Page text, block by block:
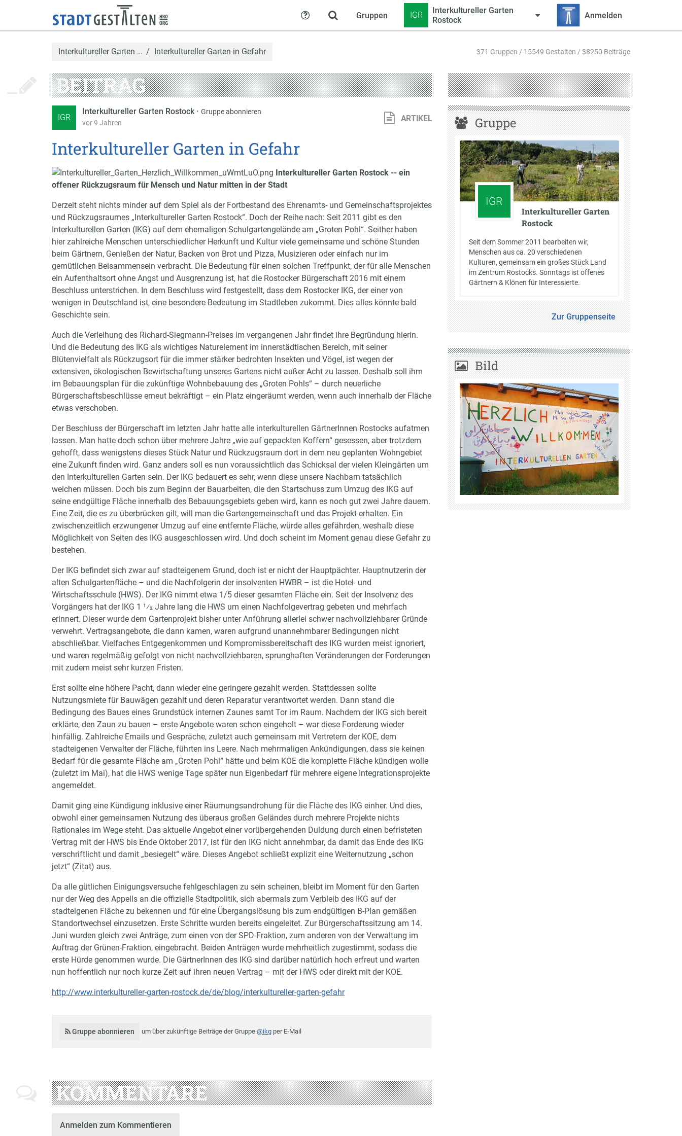
Gruppen IGR
Interkultureller Garten
Rostock
Anmelden
Hilfe
Interkultureller Garten … Interkultureller Garten in Gefahr 371 Gruppen / 15549 Gestalten / 38250 Beiträge
BEITRAG
IGR
Interkultureller Garten Rostock · Gruppe abonnieren
vor 9 Jahren
ARTIKEL
Interkultureller Garten in Gefahr
Interkultureller Garten Rostock -- ein
offener Rückzugsraum für Mensch und Natur mitten in der Stadt
Derzeit steht nichts minder auf dem Spiel als der Fortbestand des Ehrenamts- und Gemeinschaftsprojektes
und Rückzugsraumes „Interkultureller Garten Rostock“. Doch der Reihe nach: Seit 2011 gibt es den
Interkulturellen Garten (IKG) auf dem ehemaligen Schulgartengelände am „Groten Pohl“. Seither haben
hier zahlreiche Menschen unterschiedlicher Herkunft und Kultur viele gemeinsame und schöne Stunden
beim Gärtnern, Genießen der Natur, Backen von Brot und Pizza, Musizieren oder einfach nur im
gemütlichen Beisammensein verbracht. Die Bedeutung für einen solchen Treffpunkt, der für alle Menschen
ein Aufenthaltsort ohne Angst und Ausgrenzung ist, hat die Rostocker Bürgerschaft 2016 mit einem
Beschluss unterstrichen. In dem Beschluss wird festgestellt, dass dem Rostocker IKG, der einer von
wenigen in Deutschland ist, eine besondere Bedeutung im Stadtleben zukommt. Dies alles könnte bald
Geschichte sein.
Auch die Verleihung des Richard-Siegmann-Preises im vergangenen Jahr findet ihre Begründung hierin.
Und die Bedeutung des IKG als wichtiges Naturelement im innerstädtischen Bereich, mit seiner
Blütenvielfalt als Rückzugsort für die immer stärker bedrohten Insekten und Vögel, ist wegen der
extensiven, ökologischen Bewirtschaftung unseres Gartens nicht außer Acht zu lassen. Deshalb soll ihm
im Bebauungsplan für die zukünftige Wohnbebauung des „Groten Pohls“ – durch neuerliche
Bürgerschaftsbeschlüsse erneut bekräftigt – ein Platz eingeräumt werden, wenn auch innerhalb der Fläche
etwas verschoben.
Der Beschluss der Bürgerschaft im letzten Jahr hatte alle interkulturellen GärtnerInnen Rostocks aufatmen
lassen. Man hatte doch schon über mehrere Jahre „wie auf gepackten Koffern“ gesessen, aber trotzdem
gehofft, dass wenigstens dieses Stück Natur und Rückzugsraum dort in dem neu geplanten Wohngebiet
eine Zukunft finden wird. Ganz anders soll es nun voraussichtlich das Schicksal der vielen Kleingärten um
den Interkulturellen Garten sein. Der IKG bedauert es sehr, wenn diese unsere Nachbarn tatsächlich
weichen müssen. Doch bis zum Beginn der Bauarbeiten, die den Startschuss zum Umzug des IKG auf
seine endgültige Fläche innerhalb des Bebauungsgebiets geben wird, kann es noch gut zwei Jahre dauern.
Eine Zeit, die es zu überbrücken gilt, will man die Gartengemeinschaft und das Projekt erhalten. Ein
zwischenzeitlich erzwungener Umzug auf eine entfernte Fläche, würde alles gefährden, weshalb diese
Möglichkeit von Seiten des IKG ausgeschlossen wird. Und doch scheint im Moment genau diese Gefahr zu
bestehen.
Der IKG befindet sich zwar auf stadteigenem Grund, doch ist er nicht der Hauptpächter. Hauptnutzerin der
alten Schulgartenfläche – und die Nachfolgerin der insolventen HWBR – ist die Hotel- und
Wirtschaftsschule (HWS). Der IKG nimmt etwa 1/5 dieser gesamten Fläche ein. Seit der Insolvenz des
Vorgängers hat der IKG 1 1⁄2 Jahre lang die HWS um einen Nachfolgevertrag gebeten und mehrfach
erinnert. Dieser wurde dem Gartenprojekt bisher unter Anführung allerlei schwer nachvollziehbarer Gründe
verwehrt. Vertragsangebote, die dann kamen, waren aufgrund unannehmbarer Bedingungen nicht
abschließbar. Vielfaches Entgegenkommen und Kompromissbereitschaft des IKG wurden meist ignoriert,
und waren regelmäßig gefolgt von nicht nachvollziehbaren, sprunghaften Veränderungen der Forderungen
mit zudem meist sehr kurzen Fristen.
Erst sollte eine höhere Pacht, dann wieder eine geringere gezahlt werden. Stattdessen sollte
Nutzungsmiete für Bauwägen gezahlt und deren Reparatur verantwortet werden. Dann stand die
Bedingung des Baues eines Grundstück internen Zaunes samt Tor im Raum. Nachdem der IKG sich bereit
erklärte, den Zaun zu bauen – erste Angebote waren schon eingeholt – war diese Forderung wieder
hinfällig. Zahlreiche Emails und Gespräche, zuletzt auch gemeinsam mit Vertretern der KOE, dem
stadteigenen Verwalter der Fläche, führten ins Leere. Nach mehrmaligen Ankündigungen, dass sie keinen
Bedarf für die gesamte Fläche am „Groten Pohl“ hätte und beim KOE die komplette Fläche kündigen wolle
(zuletzt im Mai), hat die HWS wenige Tage später nun Eigenbedarf für mehrere eigene Integrationsprojekte
angemeldet.
Damit ging eine Kündigung inklusive einer Räumungsandrohung für die Fläche des IKG einher. Und dies,
obwohl einer gemeinsamen Nutzung des überaus großen Geländes durch mehrere Projekte nichts
Rationales im Wege steht. Das aktuelle Angebot einer vorübergehenden Duldung durch einen befristeten
Vertrag mit der HWS bis Ende Oktober 2017, ist für den IKG nicht annehmbar, da damit das Ende des IKG
verschriftlicht und damit „besiegelt“ wäre. Dieses Angebot schließt explizit eine Weiternutzung „schon
jetzt“ (Zitat) aus.
Da alle gütlichen Einigungsversuche fehlgeschlagen zu sein scheinen, bleibt im Moment für den Garten
nur der Weg des Appells an die offizielle Stadtpolitik, sich abermals zum Verbleib des IKG auf der
stadteigenen Fläche zu bekennen und für eine Übergangslösung bis zum endgültigen B-Plan gemäßen
Standortwechsel einzusetzen. Erste Schritte wurden bereits eingeleitet. Zur Bürgerschaftssitzung am 14.
Juni wurden gleich zwei Anträge, zum einen von der SPD-Fraktion, zum anderen von der Verwaltung im
Auftrag der Grünen-Fraktion, eingebracht. Beiden Anträgen wurde mehrheitlich zugestimmt, sodass die
erste Hürde genommen wurde. Die GärtnerInnen des IKG sind darüber natürlich hoch erfreut und warten
nun hoffentlich nur noch kurze Zeit auf ihren neuen Vertrag – mit der HWS oder direkt mit der KOE.
http://www.interkultureller-garten-rostock.de/de/blog/interkultureller-garten-gefahr
Gruppe abonnieren um über zukünftige Beiträge der Gruppe@ikg per E-Mail
KOMMENTARE
Anmelden zum Kommentieren
Gruppe
IGR
Interkultureller Garten
Rostock
Seit dem Sommer 2011 bearbeiten wir,
Menschen aus ca. 20 verschiedenen
Kulturen, gemeinsam ein großes Stück Land
im Zentrum Rostocks. Sonntags ist offenes
Gärtnern & Klönen für Interessierte.
Zur Gruppenseite
Bild